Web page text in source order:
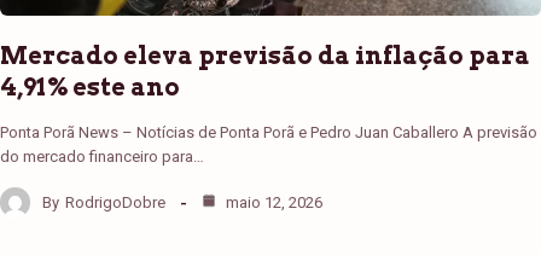
Mercado eleva previsão da inflação para
4,91% este ano
Ponta Porã News – Notícias de Ponta Porã e Pedro Juan Caballero A previsão
do mercado financeiro para…
By RodrigoDobre maio 12, 2026